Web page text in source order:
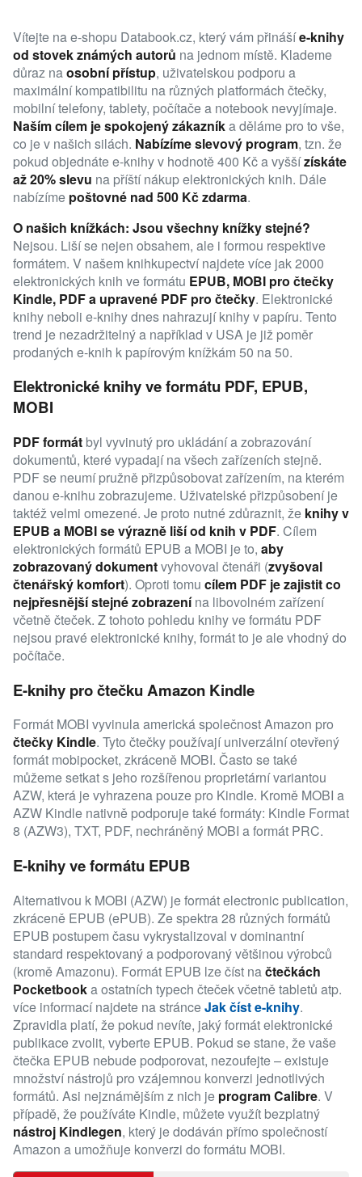
Vítejte na e-shopu Databook.cz, který vám přinášíe-knihy
od stovek známých autorů na jednom místě. Klademe
důraz na osobní přístup, uživatelskou podporu a
maximální kompatibilitu na různých platformách čtečky,
mobilní telefony, tablety, počítače a notebook nevyjímaje.
Naším cílem je spokojený zákazníka děláme pro to vše,
co je v našich silách. Nabízíme slevový program, tzn. že
pokud objednáte e-knihy v hodnotě 400 Kč a vyššízískáte
až 20% slevu na příští nákup elektronických knih. Dále
nabízíme poštovné nad 500 Kč zdarma.
O našich knížkách: Jsou všechny knížky stejné?
Nejsou. Liší se nejen obsahem, ale i formou respektive
formátem. V našem knihkupectví najdete více jak 2000
elektronických knih ve formátu EPUB, MOBI pro čtečky
Kindle, PDF a upravené PDF pro čtečky. Elektronické
knihy neboli e-knihy dnes nahrazují knihy v papíru. Tento
trend je nezadržitelný a například v USA je již poměr
prodaných e-knih k papírovým knížkám 50 na 50.
Elektronické knihy ve formátu PDF, EPUB,
MOBI
PDFformát byl vyvinutý pro ukládání a zobrazování
dokumentů, které vypadají na všech zařízeních stejně.
PDF se neumí pružně přizpůsobovat zařízením, na kterém
danou e-knihu zobrazujeme. Uživatelské přizpůsobení je
taktéž velmi omezené. Je proto nutné zdůraznit, že knihy v
EPUB a MOBI se výrazně liší od knih v PDF. Cílem
elektronických formátů EPUB a MOBI je to, aby
zobrazovaný dokumentvyhovoval čtenáři (zvyšoval
čtenářský komfort). Oproti tomu cílem PDF je zajistit co
nejpřesnější stejné zobrazenína libovolném zařízení
včetně čteček. Z tohoto pohledu knihy ve formátu PDF
nejsou pravé elektronické knihy, formát to je ale vhodný do
počítače.
E-knihy pro čtečku Amazon Kindle
Formát MOBI vyvinula americká společnost Amazon pro
čtečky Kindle. Tyto čtečky používají univerzální otevřený
formát mobipocket, zkráceně MOBI. Často se také
můžeme setkat s jeho rozšířenou proprietární variantou
AZW, která je vyhrazena pouze pro Kindle. Kromě MOBI a
AZW Kindle nativně podporuje také formáty: Kindle Format
8 (AZW3), TXT, PDF, nechráněný MOBI a formát PRC.
E-knihy ve formátu EPUB
Alternativou k MOBI (AZW) je formát electronic publication,
zkráceně EPUB (ePUB). Ze spektra 28 různých formátů
EPUB postupem času vykrystalizoval v dominantní
standard respektovaný a podporovaný většinou výrobců
(kromě Amazonu). Formát EPUB lze číst načtečkách
Pocketbooka ostatních typech čteček včetně tabletů atp.
více informací najdete na stránceJak číst e-knihy.
Zpravidla platí, že pokud nevíte, jaký formát elektronické
publikace zvolit, vyberte EPUB. Pokud se stane, že vaše
čtečka EPUB nebude podporovat, nezoufejte – existuje
množství nástrojů pro vzájemnou konverzi jednotlivých
formátů. Asi nejznámějším z nich je program Calibre. V
případě, že používáte Kindle, můžete využít bezplatný
nástroj Kindlegen, který je dodáván přímo společností
Amazon a umožňuje konverzi do formátu MOBI.